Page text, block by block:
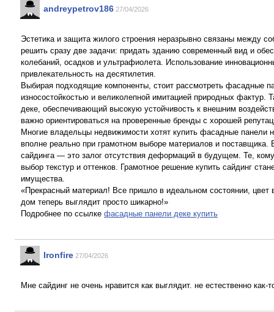
andreypetrov186 27/04/2026
Эстетика и защита жилого строения неразрывно связаны между
решить сразу две задачи: придать зданию современный вид и
колебаний, осадков и ультрафиолета. Использование
привлекательность на десятилетия.
Выбирая подходящие компоненты, стоит рассмотреть фасадные
износостойкостью и великолепной имитацией природных фактур.
деке, обеспечивающий высокую устойчивость к внешним
важно ориентироваться на проверенные бренды с хорошей
Многие владельцы недвижимости хотят купить фасадные панели
вполне реально при грамотном выборе материалов и
сайдинга — это залог отсутствия деформаций в будущем. Те,
выбор текстур и оттенков. Грамотное решение купить сайдинг
имущества.
«Прекрасный материал! Все пришло в идеальном состоянии, цвет
дом теперь выглядит просто шикарно!»
Подробнее по ссылке фасадные панели деке купить
Ironfire 27/04/2026
Мне сайдинг не очень нравится как выглядит. не естественно как-